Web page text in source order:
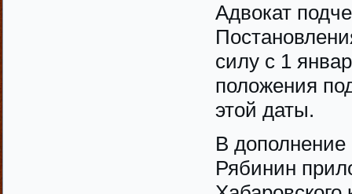
Адвокат
силу с 1
положения
этой даты.
В дополнение
Рябинин